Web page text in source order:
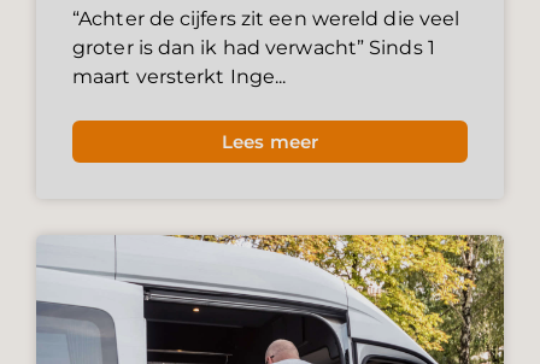
“Achter de cijfers zit een wereld die veel
groter is dan ik had verwacht” Sinds 1
maart versterkt Inge...
Lees meer